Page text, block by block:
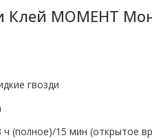
Клей МОМЕНТ
гвозди
ч (полное)/15 мин (открытое